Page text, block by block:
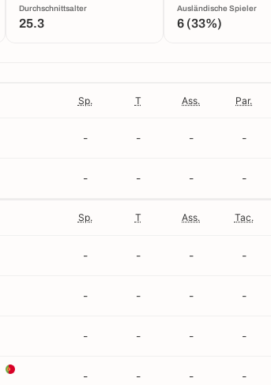
Durchschnittsalter
25.3
Ausländische Spieler
6 (33%)
Sp. T Ass. Par.
- - - -
- - - -
Sp. T Ass. Tac.
- - - -
- - - -
- - - -
- - - -